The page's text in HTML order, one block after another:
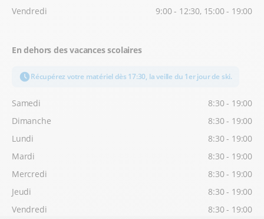
Vendredi
9:00 - 12:30, 15:00 - 19:00
En dehors des vacances scolaires
Récupérez votre matériel dès 17:30, la veille du 1er jour de ski.
Samedi
8:30 - 19:00
Dimanche
8:30 - 19:00
Lundi
8:30 - 19:00
Mardi
8:30 - 19:00
Mercredi
8:30 - 19:00
Jeudi
8:30 - 19:00
Vendredi
8:30 - 19:00